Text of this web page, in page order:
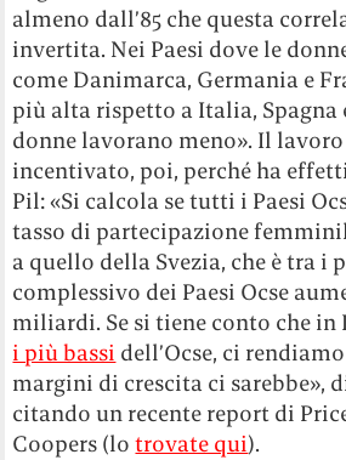
almeno dall’85 che questa
invertita. Nei Paesi dove le
come Danimarca, Germania e
più alta rispetto a Italia, Spagna
donne lavorano meno». Il
incentivato, poi, perché ha
Pil: «Si calcola se tutti i Paesi
tasso di partecipazione
a quello della Svezia, che è tra i
complessivo dei Paesi Ocse
miliardi. Se si tiene conto che
i più bassi dell’Ocse, ci
margini di crescita ci sarebbe»,
citando un recente report di
Coopers (lotrovate qui).